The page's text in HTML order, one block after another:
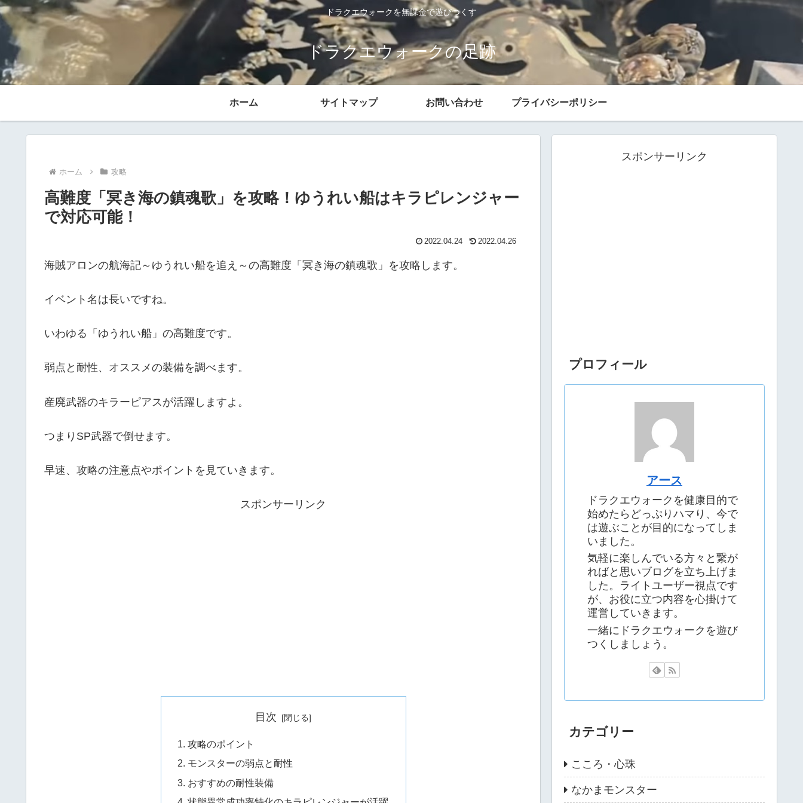
ドラクエウォークを無課金で遊びつくす
ドラクエウォークの足跡
ホーム サイトマップ お問い合わせ プライバシーポリシー
ホーム 攻略
高難度「冥き海の鎮魂歌」を攻略！ゆうれい船はキラピレンジャー
で対応可能！
2022.04.24 2022.04.26
海賊アロンの航海記～ゆうれい船を追え～の高難度「冥き海の鎮魂歌」を攻略します。
イベント名は長いですね。
いわゆる「ゆうれい船」の高難度です。
弱点と耐性、オススメの装備を調べます。
産廃武器のキラーピアスが活躍しますよ。
つまりSP武器で倒せます。
早速、攻略の注意点やポイントを見ていきます。
スポンサーリンク
目次
攻略のポイント
モンスターの弱点と耐性
おすすめの耐性装備
スポンサーリンク
プロフィール
アース
ドラクエウォークを健康目的で
始めたらどっぷりハマり、今で
は遊ぶことが目的になってしま
いました。
気軽に楽しんでいる方々と繋が
ればと思いブログを立ち上げま
した。ライトユーザー視点です
が、お役に立つ内容を心掛けて
運営していきます。
一緒にドラクエウォークを遊び
つくしましょう。
カテゴリー
こころ・心珠
なかまモンスター